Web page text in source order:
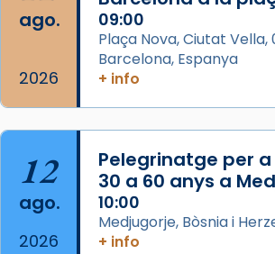
ago.
2026
09:00
Plaça Nova, Ciutat Vella,
Barcelona, Espanya
+ info
12
ago.
2026
Pelegrinatge per
30 a 60 anys a
10:00
Medjugorje, Bòsnia i
+ info